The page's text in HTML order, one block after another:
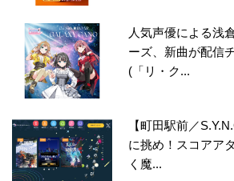
人気声優による浅
ーズ、新曲が配信
(「リ・ク...
【町田駅前／
に挑め！スコアア
く魔...